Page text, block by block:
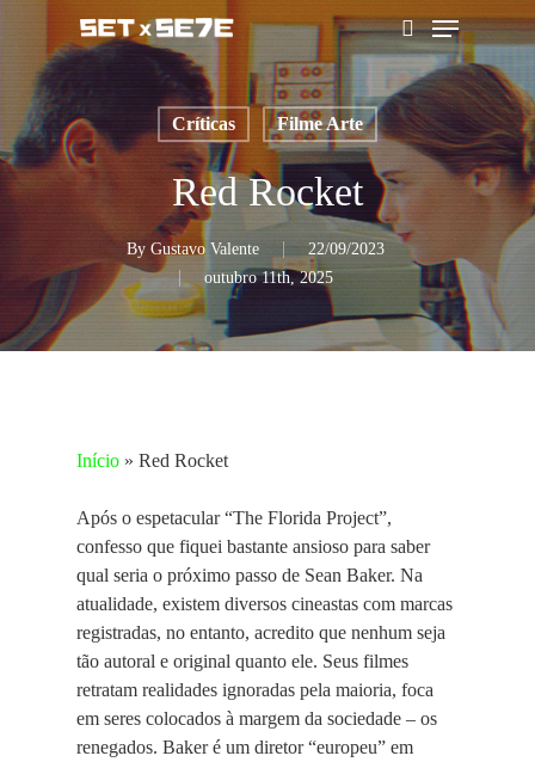
to
main
content
pesquisar
Menu
Críticas Filme Arte
Red Rocket
By Gustavo Valente
22/09/2023
outubro 11th, 2025
Início » Red Rocket
Após o espetacular “The Florida Project”,
confesso que fiquei bastante ansioso para saber
qual seria o próximo passo de Sean Baker. Na
atualidade, existem diversos cineastas com marcas
registradas, no entanto, acredito que nenhum seja
tão autoral e original quanto ele. Seus filmes
retratam realidades ignoradas pela maioria, foca
em seres colocados à margem da sociedade – os
renegados. Baker é um diretor “europeu” em